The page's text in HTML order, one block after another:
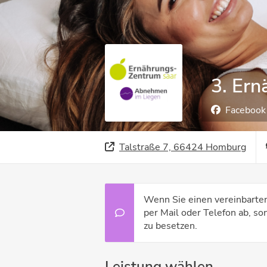
3.
Facebook
Talstraße 7, 66424 Homburg
Wenn Sie einen
per Mail oder Telefon ab,
zu besetzen.